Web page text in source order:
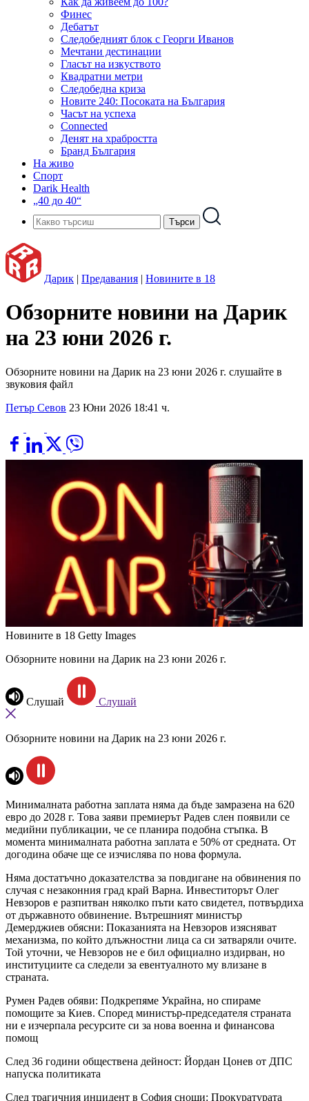
Финес
Дебатът
Следобедният блок с Георги Иванов
Мечтани дестинации
Гласът на изкуството
Квадратни метри
Следобедна криза
Новите 240: Посоката на България
Часът на успеха
Connected
Денят на храбростта
Бранд България
На живо
Спорт
Darik Health
„40 до 40“
Дарик | Предавания | Новините в 18
Обзорните новини на Дарик
на 23 юни 2026 г.
Обзорните новини на Дарик на 23 юни 2026 г. слушайте в
звуковия файл
Петър Севов 23 Юни 2026 18:41 ч.
Новините в 18 Getty Images
Обзорните новини на Дарик на 23 юни 2026 г.
Слушай Слушай
Обзорните новини на Дарик на 23 юни 2026 г.
Минималната работна заплата няма да бъде замразена на 620
евро до 2028 г. Това заяви премиерът Радев слен появили се
медийни публикации, че се планира подобна стъпка. В
момента минималната работна заплата е 50% от средната. От
догодина обаче ще се изчислява по нова формула.
Няма достатъчно доказателства за повдигане на обвинения по
случая с незаконния град край Варна. Инвеститорът Олег
Невзоров е разпитван няколко пъти като свидетел, потвърдиха
от държавното обвинение. Вътрешният министър
Демерджиев обясни: Показанията на Невзоров изясняват
механизма, по който длъжностни лица са си затваряли очите.
Той уточни, че Невзоров не е бил официално издирван, но
институциите са следели за евентуалното му влизане в
страната.
Румен Радев обяви: Подкрепяме Украйна, но спираме
помощите за Киев. Според министър-председателя страната
ни е изчерпала ресурсите си за нова военна и финансова
помощ
След 36 години обществена дейност: Йордан Цонев от ДПС
напуска политиката
След трагичния инцидент в София снощи: Прокуратурата